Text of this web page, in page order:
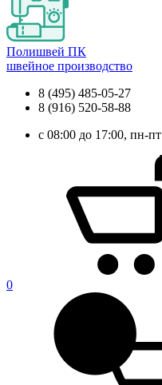
Полишвей ПК
швейное производство
8 (495) 485-05-27
8 (916) 520-58-88
с 08:00 до 17:00, пн-пт
0